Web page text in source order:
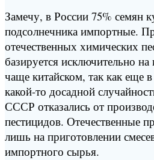
Замечу, в России 75% семян
подсолнечника импортные.
отечественных химических
базируется исключительно
чаще китайском, так как еще
какой-то досадной
СССР отказались от
пестицидов. Отечественные
лишь на приготовлении
импортного сырья.